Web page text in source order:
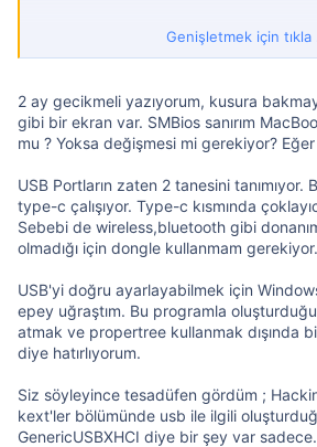
Yukarda yazılanların dışındaGenişletmek için tıkla
2 ay gecikmeli yazıyorum, kusura
gibi bir ekran var. SMBios sanırım
mu ? Yoksa değişmesi mi gerekiyor?
USB Portların zaten 2 tanesini
type-c çalışıyor. Type-c kısmında
Sebebi de wireless,bluetooth gibi
olmadığı için dongle kullanmam gerekiyor.
USB'yi doğru ayarlayabilmek için
epey uğraştım. Bu programla
atmak ve propertree kullanmak dışında
diye hatırlıyorum.
Siz söyleyince tesadüfen gördüm ;
kext'ler bölümünde usb ile ilgili
GenericUSBXHCI diye bir şey var sadece.